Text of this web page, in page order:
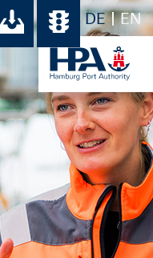
DE EN
im
Ihr Download-